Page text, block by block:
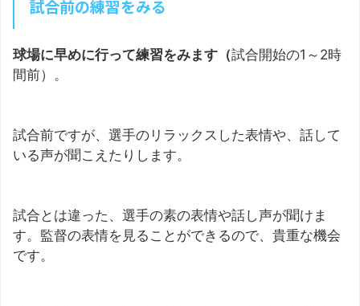
試合前の練習をみる
球場に早めに行って練習をみます（試合開始の1～2時
間前）。
試合前ですが、選手のリラックスした表情や、話して
いる声が聞こえたりします。
試合とは違った、選手の素の表情や話し声が聞けま
す。監督の表情を見ることができるので、貴重な機会
です。